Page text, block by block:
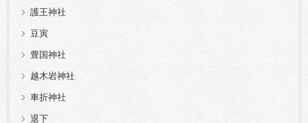
護王神社
豆寅
豊国神社
越木岩神社
車折神社
退下